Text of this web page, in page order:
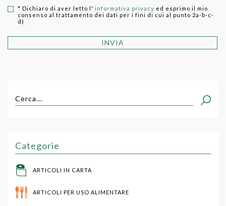
* Dichiaro di aver letto l' informativa privacy ed esprimo il mio
consenso al trattamento dei dati per i fini di cui al punto 2a-b-c-
d)
INVIA
Cerca...
Categorie
ARTICOLI IN CARTA
ARTICOLI PER USO ALIMENTARE